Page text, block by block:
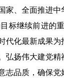
、全面推进
标继续前进
化最新成果
扬伟大建党
品质，确保